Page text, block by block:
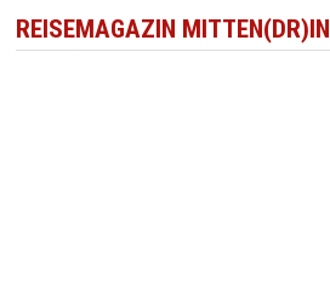
REISEMAGAZIN MITTEN(DR)IN